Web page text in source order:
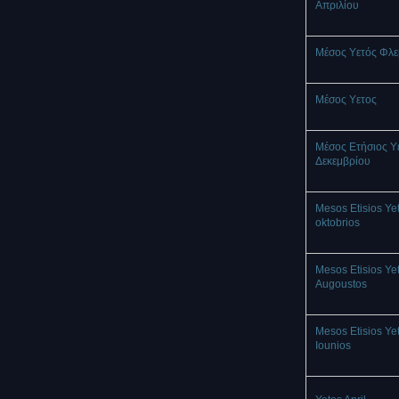
Απριλίου
Μέσος Υετός
Mέσος Υετος
Μέσος Ετήσιος
Δεκεμβρίου
Mesos Etisios
oktobrios
Mesos Etisios
Augoustos
Mesos Etisios
Iounios